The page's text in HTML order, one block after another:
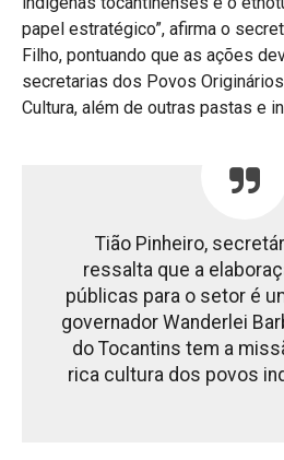
papel estratégico”, afirma o
Filho, pontuando que as ações
secretarias dos Povos
Cultura, além de outras pastas e
Tião Pinheiro,
ressalta que a
públicas para o setor é
governador Wanderlei
do Tocantins tem a
rica cultura dos povos